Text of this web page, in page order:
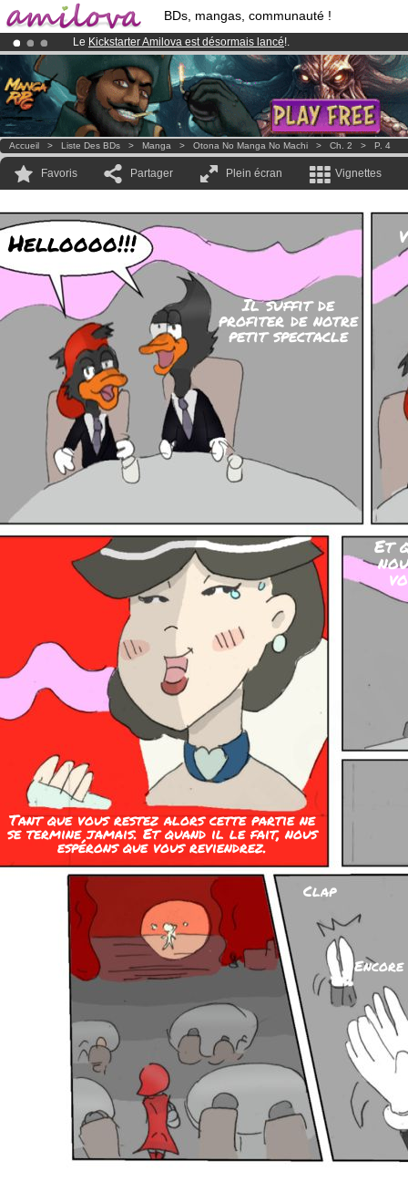
BDs, mangas, communauté !
Le Kickstarter Amilova est désormais lancé!.
Abonnement premium: à partir de3.95 eurospar mois !Clique ici
Déjà 100000membreset 1000BDs & Mangas!
Accueil > Liste Des BDs > Manga > Otona No Manga No Machi > Ch. 2 > P. 4
Favoris Partager Plein écran Vignettes
Helloooo!!!
Il suffit de
profiter de notre
petit spectacle
Tant que vous restez alors cette partie ne
se termine jamais. Et quand il le fait, nous
espérons que vous reviendrez.
Et
Clap
Encore